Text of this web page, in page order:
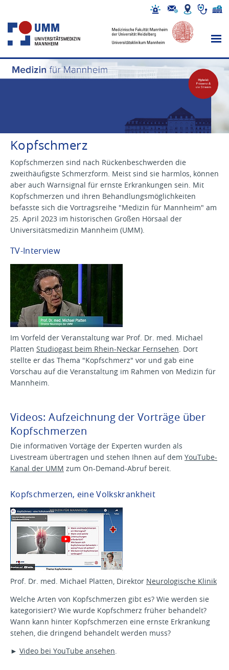
Kopfschmerz
Kopfschmerzen sind nach Rückenbeschwerden die
zweithäufigste Schmerzform. Meist sind sie harmlos, können
aber auch Warnsignal für ernste Erkrankungen sein. Mit
Kopfschmerzen und ihren Behandlungsmöglichkeiten
befasste sich die Vortragsreihe "Medizin für Mannheim" am
25. April 2023 im historischen Großen Hörsaal der
Universitätsmedizin Mannheim (UMM).
TV-Interview
Im Vorfeld der Veranstaltung war Prof. Dr. med. Michael
Platten Studiogast beim Rhein-Neckar Fernsehen . Dort
stellte er das Thema "Kopfschmerz" vor und gab eine
Vorschau auf die Veranstaltung im Rahmen von Medizin für
Mannheim.
Videos: Aufzeichnung der Vorträge über
Kopfschmerzen
Die informativen Vortäge der Experten wurden als
Livestream übertragen und stehen Ihnen auf dem YouTube-
Kanal der UMM zum On-Demand-Abruf bereit.
Kopfschmerzen, eine Volkskrankheit
Prof. Dr. med. Michael Platten, Direktor Neurologische Klinik
Welche Arten von Kopfschmerzen gibt es? Wie werden sie
kategorisiert? Wie wurde Kopfschmerz früher behandelt?
Wann kann hinter Kopfschmerzen eine ernste Erkrankung
stehen, die dringend behandelt werden muss?
► Video bei YouTube ansehen